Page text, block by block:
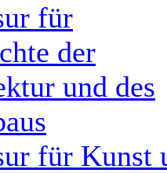
für
der
und des
für Kunst